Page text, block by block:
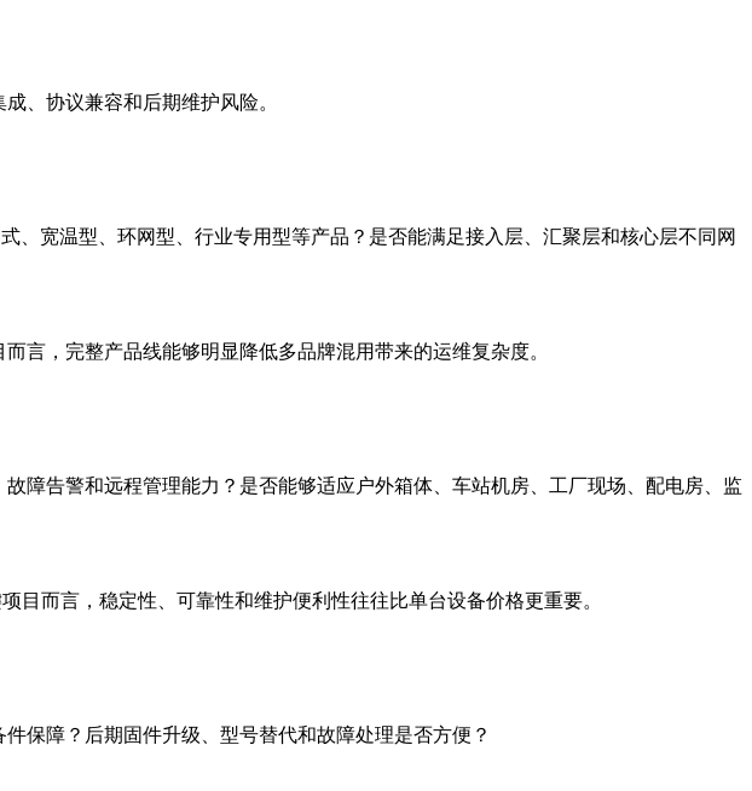
、协议兼容和后期维护风险。
宽温型、环网型、行业专用型等产品？是否能满足接入层、汇聚层和核心层不同网
言，完整产品线能够明显降低多品牌混用带来的运维复杂度。
障告警和远程管理能力？是否能够适应户外箱体、车站机房、工厂现场、配电房、监
目而言，稳定性、可靠性和维护便利性往往比单台设备价格更重要。
保障？后期固件升级、型号替代和故障处理是否方便？